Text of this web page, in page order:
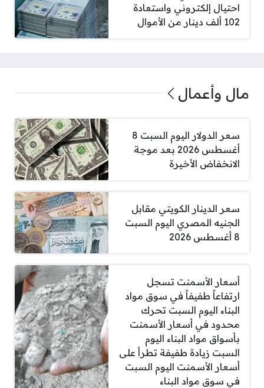
احتيال إلكتروني واستعادة
102 ألف دينار من الأموال
مال وأعمال
سعر الدولار اليوم السبت 8
أغسطس 2026 بعد موجة
الانخفاض الأخيرة
سعر الدينار الكويتي مقابل
الجنيه المصري اليوم السبت
8 أغسطس 2026
أسعار الأسمنت تسجل
ارتفاعاً طفيفاً في سوق مواد
البناء اليوم السبت تحرك
محدود في أسعار الأسمنت
بأسواق مواد البناء اليوم
السبت زيادة طفيفة تطرأ على
أسعار الأسمنت اليوم السبت
في سوق مواد البناء